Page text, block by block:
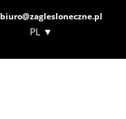
biuro@zaglesloneczne.pl
PL ▼